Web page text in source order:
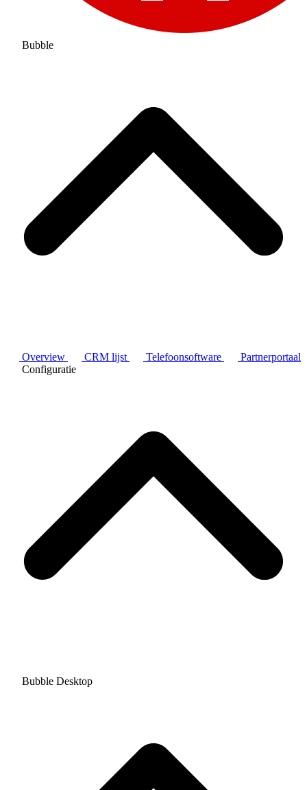
Bubble
Overview CRM lijst Telefoonsoftware
Partnerportaal
Configuratie
Bubble Desktop